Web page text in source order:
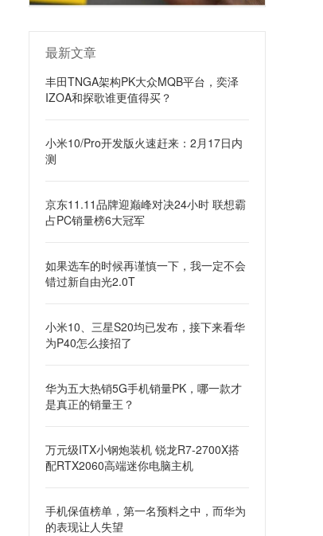
最新文章
丰田TNGA架构PK大众MQB平台，奕泽
IZOA和探歌谁更值得买？
小米10/Pro开发版火速赶来：2月17日内
测
京东11.11品牌迎巅峰对决24小时 联想霸
占PC销量榜6大冠军
如果选车的时候再谨慎一下，我一定不会
错过新自由光2.0T
小米10、三星S20均已发布，接下来看华
为P40怎么接招了
华为五大热销5G手机销量PK，哪一款才
是真正的销量王？
万元级ITX小钢炮装机 锐龙R7-2700X搭
配RTX2060高端迷你电脑主机
手机保值榜单，第一名预料之中，而华为
的表现让人失望